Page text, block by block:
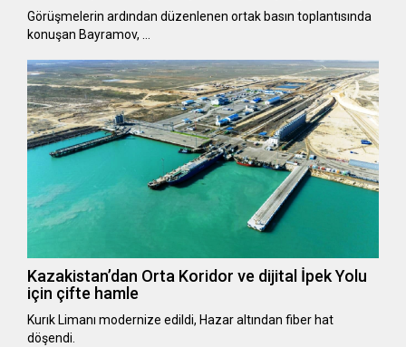
Görüşmelerin ardından düzenlenen ortak basın toplantısında
konuşan Bayramov, …
Kazakistan’dan Orta Koridor ve dijital İpek Yolu
için çifte hamle
Kurık Limanı modernize edildi, Hazar altından fiber hat
döşendi.